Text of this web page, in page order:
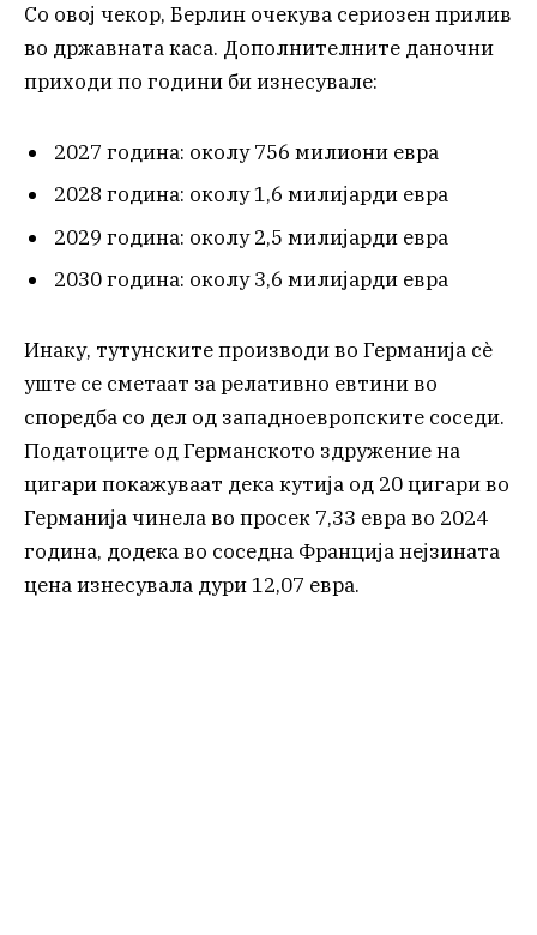
Со овој чекор, Берлин очекува сериозен прилив
во државната каса. Дополнителните даночни
приходи по години би изнесувале:
2027 година: околу 756 милиони евра
2028 година: околу 1,6 милијарди евра
2029 година: околу 2,5 милијарди евра
2030 година: околу 3,6 милијарди евра
Инаку, тутунските производи во Германија сè
уште се сметаат за релативно евтини во
споредба со дел од западноевропските соседи.
Податоците од Германското здружение на
цигари покажуваат дека кутија од 20 цигари во
Германија чинела во просек 7,33 евра во 2024
година, додека во соседна Франција нејзината
цена изнесувала дури 12,07 евра.